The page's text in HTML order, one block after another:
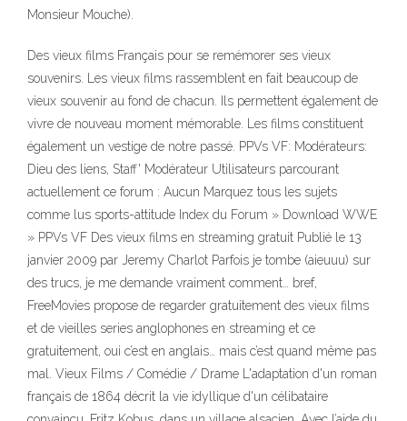
Monsieur Mouche).
Des vieux films Français pour se remémorer ses vieux
souvenirs. Les vieux films rassemblent en fait beaucoup de
vieux souvenir au fond de chacun. Ils permettent également de
vivre de nouveau moment mémorable. Les films constituent
également un vestige de notre passé. PPVs VF: Modérateurs:
Dieu des liens, Staff' Modérateur Utilisateurs parcourant
actuellement ce forum : Aucun Marquez tous les sujets
comme lus sports-attitude Index du Forum » Download WWE
» PPVs VF Des vieux films en streaming gratuit Publié le 13
janvier 2009 par Jeremy Charlot Parfois je tombe (aieuuu) sur
des trucs, je me demande vraiment comment… bref,
FreeMovies propose de regarder gratuitement des vieux films
et de vieilles series anglophones en streaming et ce
gratuitement, oui c’est en anglais… mais c’est quand même pas
mal. Vieux Films / Comédie / Drame L'adaptation d'un roman
français de 1864 décrit la vie idyllique d'un célibataire